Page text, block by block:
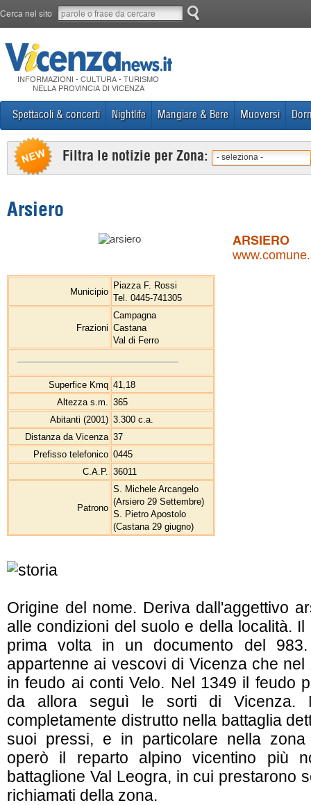
Cerca nel sito
INFORMAZIONI - CULTURA - TURISMO
NELLA PROVINCIA DI VICENZA
Spettacoli & concerti Nightlife Mangiare & Bere Muoversi
Filtra le notizie per Zona: - seleziona -
Arsiero
ARSIERO
Municipio
Piazza F. Rossi
Tel. 0445-741305
Frazioni
Campagna
Castana
Val di Ferro
Superfice Kmq 41,18
Altezza s.m. 365
Abitanti (2001) 3.300 c.a.
Distanza da Vicenza 37
Prefisso telefonico 0445
C.A.P. 36011
Patrono
S. Michele Arcangelo
(Arsiero 29 Settembre)
S. Pietro Apostolo
(Castana 29 giugno)
Origine del nome. Deriva dall'aggettivo
alle condizioni del suolo e della località.
prima volta in un documento del
appartenne ai vescovi di Vicenza che
in feudo ai conti Velo. Nel 1349 il feudo
da allora seguì le sorti di Vicenza.
completamente distrutto nella battaglia
suoi pressi, e in particolare nella zona
operò il reparto alpino vicentino più
battaglione Val Leogra, in cui prestarono
richiamati della zona.